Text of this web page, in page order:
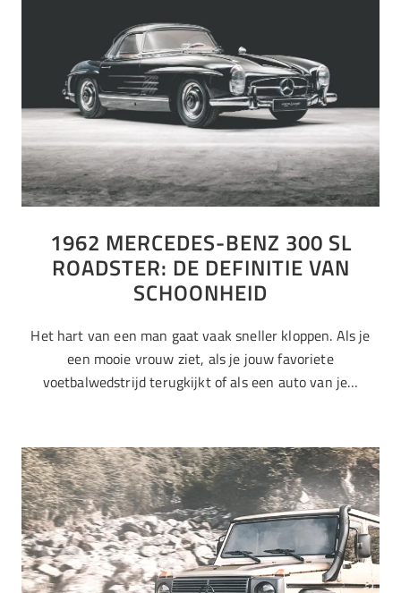
1962 MERCEDES-BENZ 300 SL
ROADSTER: DE DEFINITIE VAN
SCHOONHEID
Het hart van een man gaat vaak sneller kloppen. Als je
een mooie vrouw ziet, als je jouw favoriete
voetbalwedstrijd terugkijkt of als een auto van je…